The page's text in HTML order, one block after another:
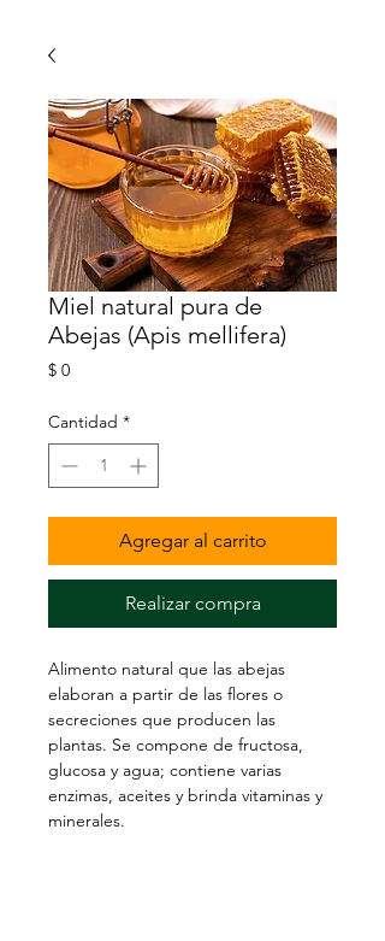
Miel natural pura de
Abejas (Apis mellifera)
$ 0Precio
Cantidad *
Agregar al carrito
Realizar compra
Alimento natural que las abejas
elaboran a partir de las flores o
secreciones que producen las
plantas. Se compone de fructosa,
glucosa y agua; contiene varias
enzimas, aceites y brinda vitaminas y
minerales.